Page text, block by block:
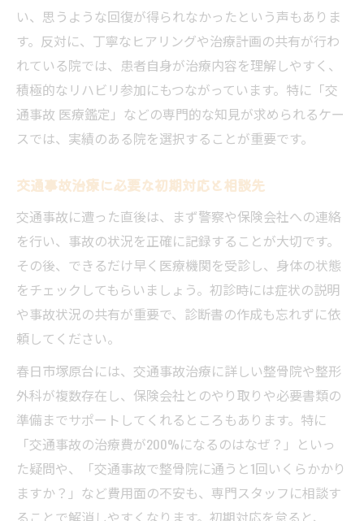
い、思うような回復が得られなかったという声もありま
す。反対に、丁寧なヒアリングや治療計画の共有が行わ
れている院では、患者自身が治療内容を理解しやすく、
積極的なリハビリ参加にもつながっています。特に「交
通事故 医療鑑定」などの専門的な知見が求められるケー
スでは、実績のある院を選択することが重要です。
交通事故治療に必要な初期対応と相談先
交通事故に遭った直後は、まず警察や保険会社への連絡
を行い、事故の状況を正確に記録することが大切です。
その後、できるだけ早く医療機関を受診し、身体の状態
をチェックしてもらいましょう。初診時には症状の説明
や事故状況の共有が重要で、診断書の作成も忘れずに依
頼してください。
春日市塚原台には、交通事故治療に詳しい整骨院や整形
外科が複数存在し、保険会社とのやり取りや必要書類の
準備までサポートしてくれるところもあります。特に
「交通事故の治療費が200%になるのはなぜ？」といっ
た疑問や、「交通事故で整骨院に通うと1回いくらかかり
ますか？」など費用面の不安も、専門スタッフに相談す
ることで解消しやすくなります。初期対応を怠ると、